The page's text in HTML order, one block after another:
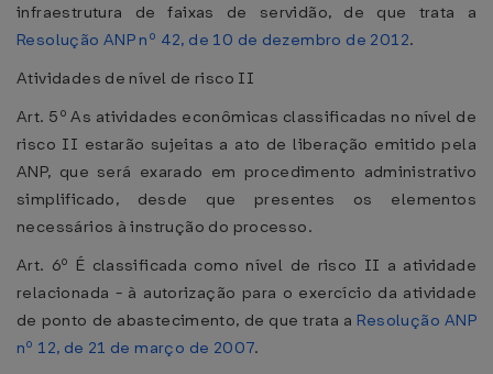
infraestrutura de faixas de servidão, de que trata a
Resolução ANP nº 42, de 10 de dezembro de 2012.
Atividades de nível de risco II
Art. 5º As atividades econômicas classificadas no nível de
risco II estarão sujeitas a ato de liberação emitido pela
ANP, que será exarado em procedimento administrativo
simplificado, desde que presentes os elementos
necessários à instrução do processo.
Art. 6º É classificada como nível de risco II a atividade
relacionada - à autorização para o exercício da atividade
de ponto de abastecimento, de que trata a Resolução ANP
nº 12, de 21 de março de 2007.